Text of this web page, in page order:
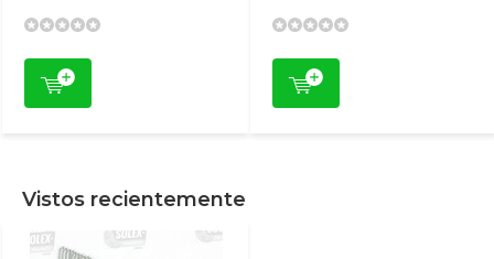
Vistos recientemente